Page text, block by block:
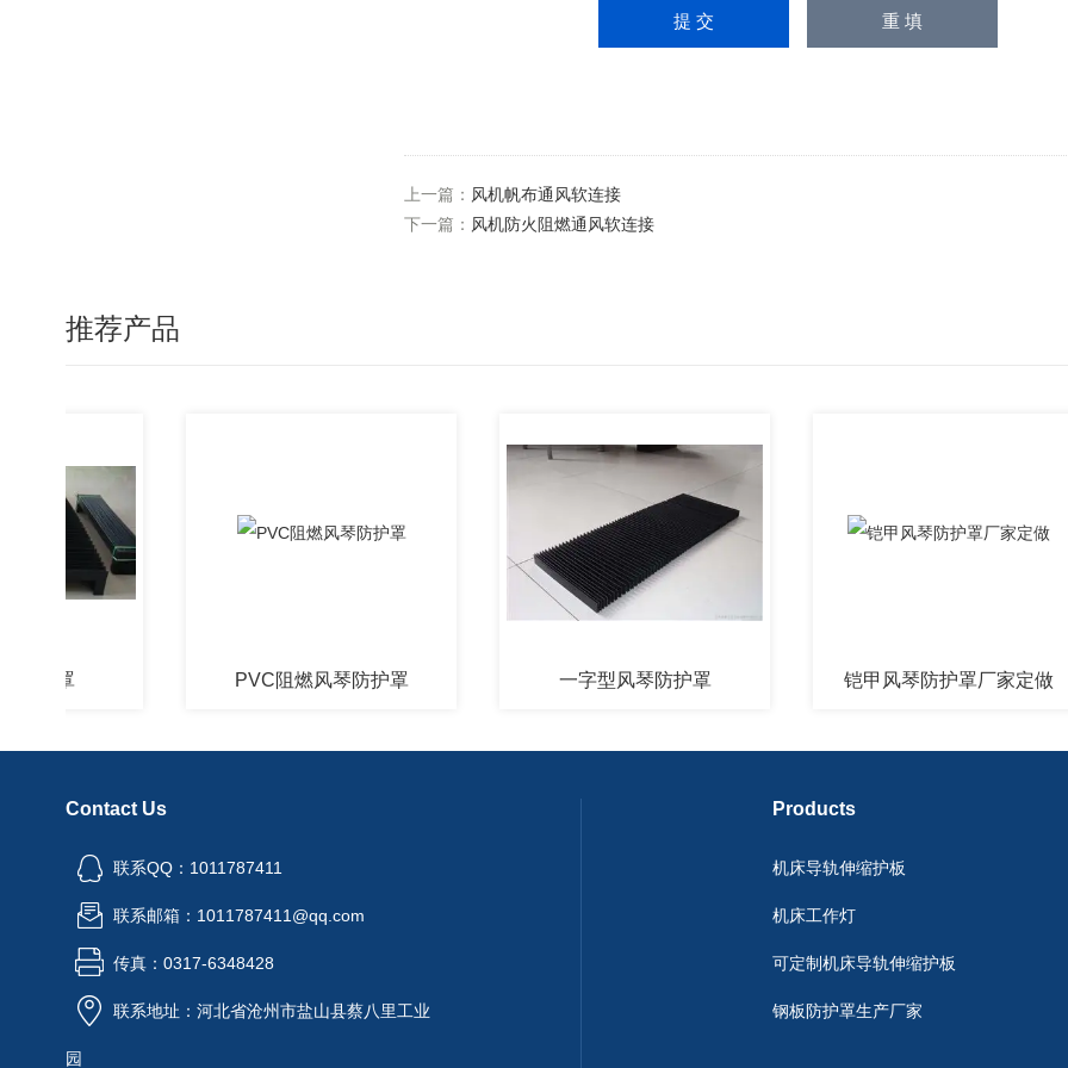
上一篇： 风机帆布通风软连接
下一篇： 风机防火阻燃通风软连接
推荐产品
PVC阻燃风琴防护罩 一字型风琴防护罩 铠甲风琴防护罩厂家定做
Contact Us
联系QQ：1011787411
联系邮箱：1011787411@qq.com
传真：0317-6348428
联系地址：河北省沧州市盐山县蔡八里工业
园
Products
机床导轨伸缩护板
机床工作灯
可定制机床导轨伸缩护板
钢板防护罩生产厂家